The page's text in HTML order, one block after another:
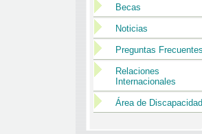
Becas
Noticias
Preguntas Frecuentes
Relaciones
Internacionales
Área de Discapacidad